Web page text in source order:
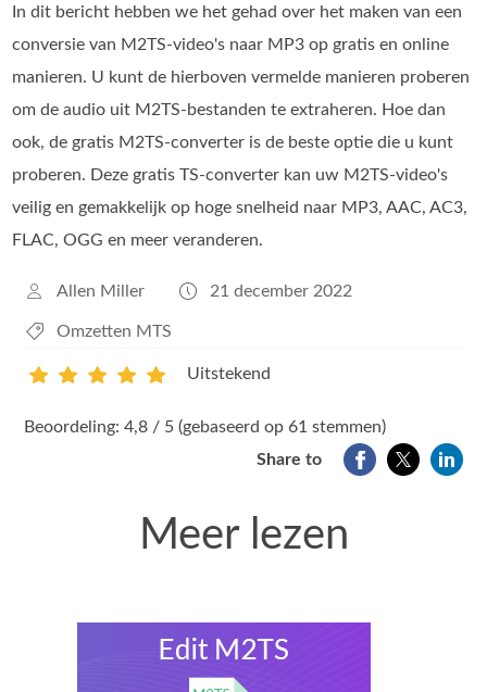
In dit bericht hebben we het gehad over het maken van een
conversie van M2TS-video's naar MP3 op gratis en online
manieren. U kunt de hierboven vermelde manieren proberen
om de audio uit M2TS-bestanden te extraheren. Hoe dan
ook, de gratis M2TS-converter is de beste optie die u kunt
proberen. Deze gratis TS-converter kan uw M2TS-video's
veilig en gemakkelijk op hoge snelheid naar MP3, AAC, AC3,
FLAC, OGG en meer veranderen.
Allen Miller 21 december 2022
Omzetten MTS
Uitstekend
Beoordeling: 4,8 / 5 (gebaseerd op 61 stemmen)
Share to
Meer lezen